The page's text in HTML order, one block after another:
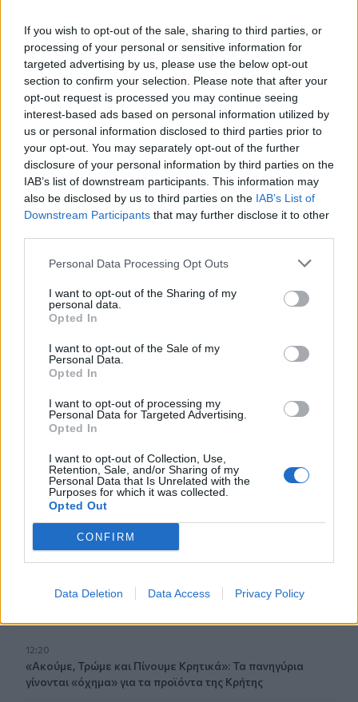
If you wish to opt-out of the sale, sharing to third parties, or
processing of your personal or sensitive information for
targeted advertising by us, please use the below opt-out
section to confirm your selection. Please note that after your
opt-out request is processed you may continue seeing
interest-based ads based on personal information utilized by
us or personal information disclosed to third parties prior to
your opt-out. You may separately opt-out of the further
disclosure of your personal information by third parties on the
IAB’s list of downstream participants. This information may
also be disclosed by us to third parties on the IAB’s List of
Downstream Participants that may further disclose it to other
Personal Data Processing Opt Outs
I want to opt-out of the Sharing of my
personal data.
Opted In
I want to opt-out of the Sale of my
Personal Data.
Opted In
I want to opt-out of processing my
Personal Data for Targeted Advertising.
Opted In
I want to opt-out of Collection, Use,
Retention, Sale, and/or Sharing of my
Personal Data that Is Unrelated with the
Purposes for which it was collected.
Opted Out
CONFIRM
Data Deletion Data Access Privacy Policy
Μήλος: Μπαράζ αντιδράσεων και εισαγγελική
παρέμβαση για το ελικόπτερο που προσγειώθηκε στο
Σαρακήνικο
13:22
Δήμος Φαιστού: Εκδήλωση Μνήμης Πεσόντων
Σκουρβούλων
Περιφέρεια Κρήτης: Μισό εκατομ. ευρώ για έργα οδικής
ασφάλειας
12:56
Έρχονται νέες προσλήψεις στο Λιμενικό - "Ενισχύσαμε
ήδη την Κρήτη" λέει ο Κικίλιας
Αφροδίτη Νέστορα: Η σπαρακτική ανάρτηση για τη
μητέρα της που χάθηκε στην εμπρηστική επίθεση
τόσο εύκολα όσο εκείνος πιστεύει
Κικίλιας: «Έρχονται 420 νέες προσλήψεις στο Λιμενικό
Σώμα»
Νέο ρεκόρ για την "Οδύσσεια" - Η πιο επιτυχημένη ταινία
του Νόλαν
Φωτιά στον Κουβαρά: Καλύτερη η εικόνα, συνεχίζεται η
12:20
«Ακούμε, Τρώμε και Πίνουμε Κρητικά»: Τα πανηγύρια
γίνονται «όχημα» για τα προϊόντα της Κρήτης